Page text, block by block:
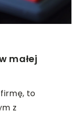
małej
to
z